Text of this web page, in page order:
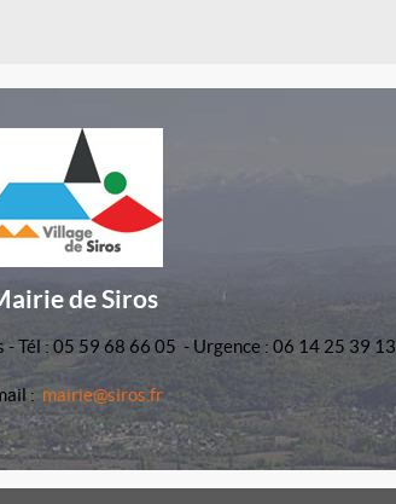
de Siros
Tél : 05 59 68 66 05 - Urgence : 06 14 25 39 13
: mairie@siros.fr